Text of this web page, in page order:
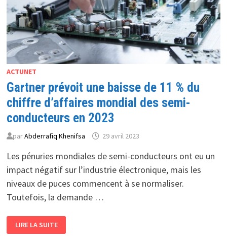
ACTUNET
Gartner prévoit une baisse de 11 % du
chiffre d’affaires mondial des semi-
conducteurs en 2023
parAbderrafiq Khenifsa 29 avril 2023
Les pénuries mondiales de semi-conducteurs ont eu un
impact négatif sur l’industrie électronique, mais les
niveaux de puces commencent à se normaliser.
Toutefois, la demande …
PRÉVOIT
UNE
LIRE LA SUITE